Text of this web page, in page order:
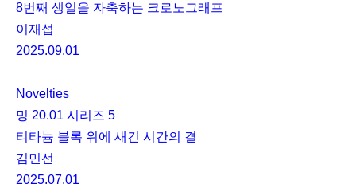
8번째 생일을 자축하는 크로노그래프
이재섭
2025.09.01
Novelties
밍 20.01 시리즈 5
티타늄 블록 위에 새긴 시간의 결
김민선
2025.07.01